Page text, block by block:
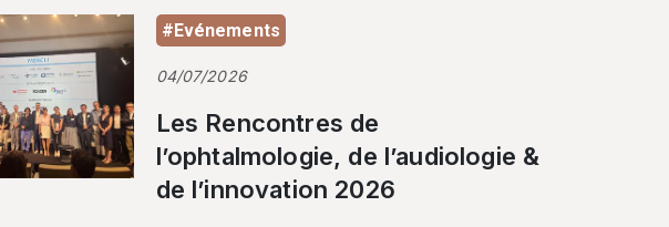
#Evénements
04/07/2026
Les Rencontres de
l’ophtalmologie, de l’audiologie &
de l’innovation 2026